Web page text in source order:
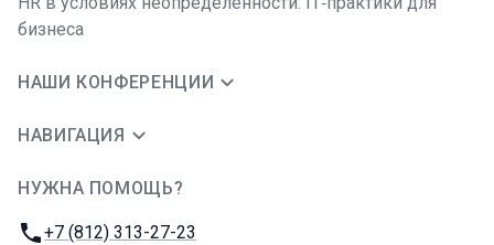
бизнеса
НАШИ КОНФЕРЕНЦИИ
НАВИГАЦИЯ
НУЖНА ПОМОЩЬ?
Телефон:
+7 (812) 313-27-23